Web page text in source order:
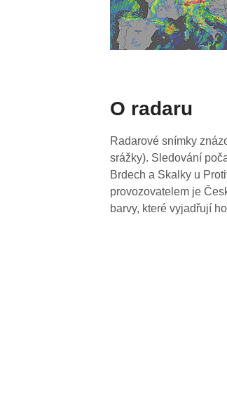
O radaru
Radarové snímky
srážky). Sledování
Brdech a Skalky u
provozovatelem je
barvy, které vyjadřují